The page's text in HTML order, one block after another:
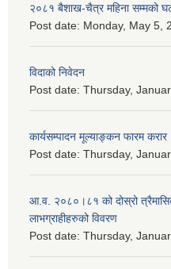
२०८१ बैशाख-चैत्र महिना सम्मको
Post date: Monday, May 5,
विदाको निवेदन
Post date: Thursday,
कार्यसम्पादन मूल्याङ्कन फारम करार
Post date: Thursday,
आ.व. २०८०।८१ को दोस्रो
लाभग्राहीहरुको विवरण
Post date: Thursday,